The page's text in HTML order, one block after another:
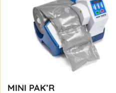
MINI PAK’R